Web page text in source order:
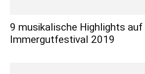
9 musikalische Highlights auf
Immergutfestival 2019